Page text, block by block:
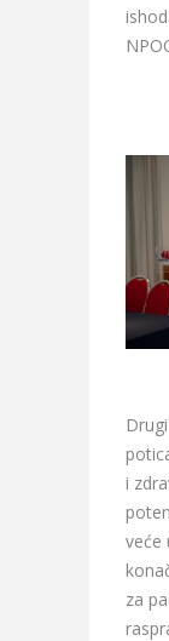
i
veće
za